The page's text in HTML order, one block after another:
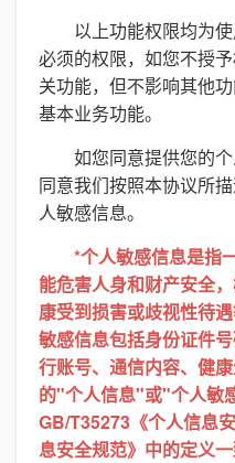
以上功能权限均为
必须的权限，如您不授
关功能，但不影响其他
基本业务功能。
如您同意提供您的
同意我们按照本协议所
人敏感信息。
*个人敏感信息是指
能危害人身和财产安全
康受到损害或歧视性待
敏感信息包括身份证件
行账号、通信内容、健
的"个人信息"或"个人敏
GB/T35273《个人信息
息安全规范》中的定义一